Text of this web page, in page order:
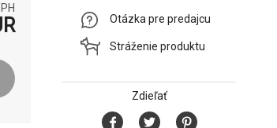
Otázka pre predajcu
Stráženie produktu
Zdieľať